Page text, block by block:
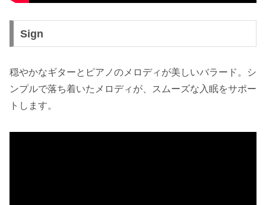
Sign
穏やかなギターとピアノのメロディが美しいバラード。シ
ンプルで落ち着いたメロディが、スムーズな入眠をサポー
トします。